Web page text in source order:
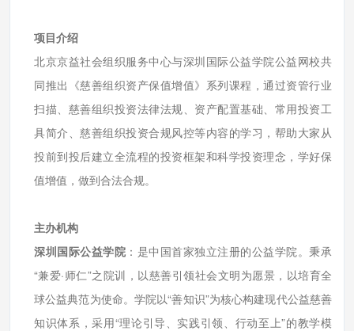
项目介绍
北京京益社会组织服务中心与深圳国际公益学院公益网校共
同推出《慈善组织资产保值增值》系列课程，通过资管行业
扫描、慈善组织投资法律法规、资产配置基础、常用投资工
具简介、慈善组织投资合规风控等内容的学习，帮助大家从
投前到投后建立全流程的投资框架和科学投资理念，学好保
值增值，做到合法合规。
主办机构
深圳国际公益学院 ：是中国首家独立注册的公益学院。秉承
“兼爱·师仁”之院训，以慈善引领社会文明为愿景，以培育全
球公益典范为使命。学院以“善知识”为核心构建现代公益慈善
知识体系，采用“理论引导、实践引领、行动至上”的教学模